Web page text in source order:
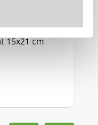
Bild
15x21 cm